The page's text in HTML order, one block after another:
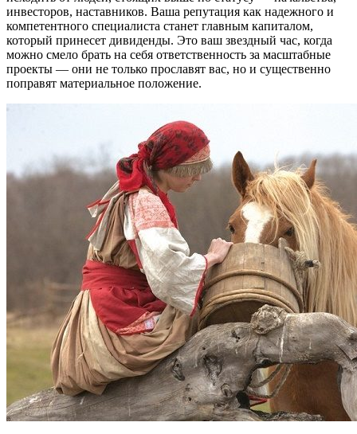
инвесторов, наставников. Ваша репутация как надежного и
компетентного специалиста станет главным капиталом,
который принесет дивиденды. Это ваш звездный час, когда
можно смело брать на себя ответственность за масштабные
проекты — они не только прославят вас, но и существенно
поправят материальное положение.